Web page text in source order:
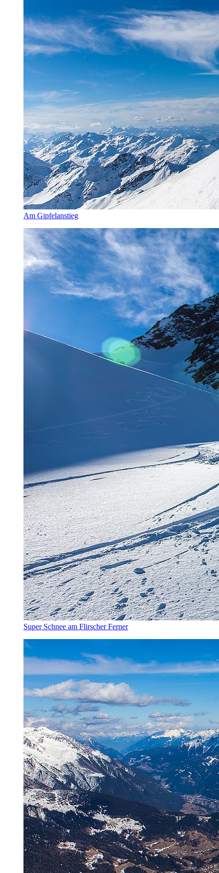
Am Gipfelanstieg
Super Schnee am Flirscher Ferner